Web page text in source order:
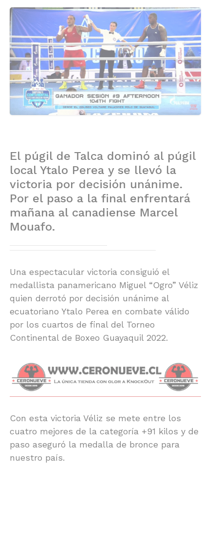
El púgil de Talca dominó al púgil
local Ytalo Perea y se llevó la
victoria por decisión unánime.
Por el paso a la final enfrentará
mañana al canadiense Marcel
Mouafo.
Una espectacular victoria consiguió el
medallista panamericano Miguel “Ogro” Véliz
quien derrotó por decisión unánime al
ecuatoriano Ytalo Perea en combate válido
por los cuartos de final del Torneo
Continental de Boxeo Guayaquil 2022.
Con esta victoria Véliz se mete entre los
cuatro mejores de la categoría +91 kilos y de
paso aseguró la medalla de bronce para
nuestro país.